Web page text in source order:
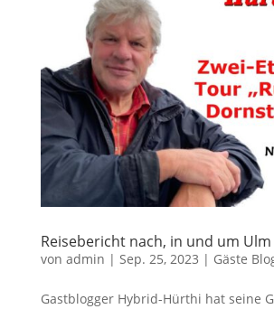
Reisebericht nach, in und um
von admin | Sep. 25, 2023 | Gäste
Gastblogger Hybrid-Hürthi hat seine